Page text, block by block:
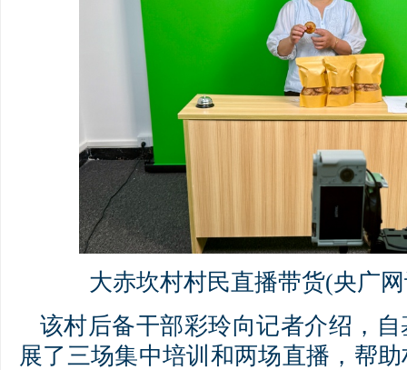
大赤坎村村民直播带货(央广
该村后备干部彩玲向记者介绍，
展了三场集中培训和两场直播，帮